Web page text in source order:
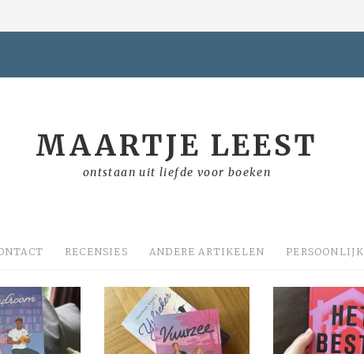
MAARTJE LEEST
ontstaan uit liefde voor boeken
RECENSIES ANDERE ARTIKELEN PERSOONLIJK